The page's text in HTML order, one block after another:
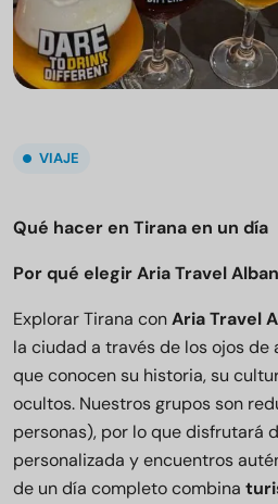
VIAJE
Qué hacer en Tirana en un día
Por qué elegir Aria Travel
Explorar Tirana conAria Travel
la ciudad a través de los ojos
que conocen su historia, su
ocultos. Nuestros grupos son
personas), por lo que disfrutará
personalizada y encuentros
de un día completo combina